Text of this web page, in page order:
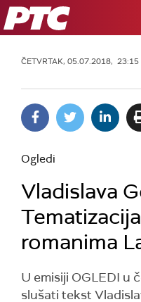
RTS
ČETVRTAK, 05.07.2018,
Ogledi
Vladislava
romanima
U emisiji OGLEDI u
slušati tekst